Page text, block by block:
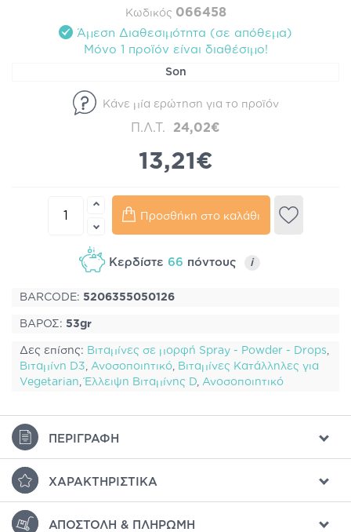
Κωδικός 066458
Άμεση Διαθεσιμότητα (σε απόθεμα)
Mόνο 1 προϊόν είναι διαθέσιμo!
Son
Κάνε μία ερώτηση για το προϊόν
Π.Λ.Τ. 24,02€
13,21€
Προσθήκη στο καλάθι
Κερδίστε 66 πόντους i
BARCODE: 5206355050126
ΒΑΡΟΣ: 53gr
Δες επίσης: Βιταμίνες σε μορφή Spray - Powder - Drops,
Βιταμίνη D3, Ανοσοποιητικό, Βιταμίνες Κατάλληλες για
Vegetarian,Έλλειψη Βιταμίνης D, Ανοσοποιητικό
ΠΕΡΙΓΡΑΦΉ
ΧΑΡΑΚΤΗΡΙΣΤΙΚΆ
ΑΠΟΣΤΟΛΉ & ΠΛΗΡΩΜΉ